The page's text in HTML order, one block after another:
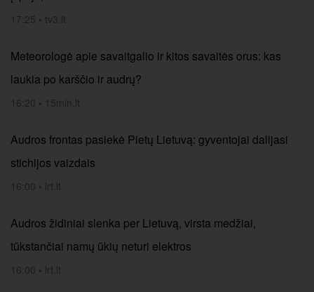
17:25 • tv3.lt
Meteorologė apie savaitgalio ir kitos savaitės orus: kas
laukia po karščio ir audrų?
16:20 • 15min.lt
Audros frontas pasiekė Pietų Lietuvą: gyventojai dalijasi
stichijos vaizdais
16:00 • lrt.lt
Audros židiniai slenka per Lietuvą, virsta medžiai,
tūkstančiai namų ūkių neturi elektros
16:00 • lrt.lt